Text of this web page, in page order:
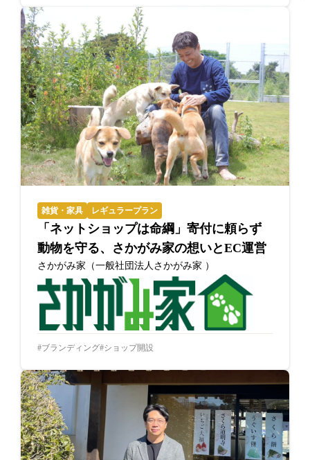
雑貨・家具 レギュラープラン
「ネットショップは命綱」寄付に頼らず
動物を守る、さかがみ家の想いとEC運営
さかがみ家（一般社団法人さかがみ家 ）
ブランディング ショップ開設